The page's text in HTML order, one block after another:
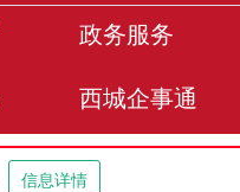
政务服务
西城企事通
信息详情